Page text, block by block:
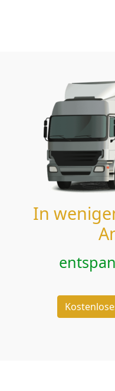
In